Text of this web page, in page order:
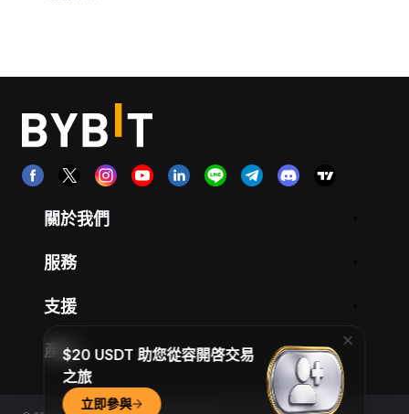
關於我們
服務
支援
產品$20 USDT 助您從容開啓交易
之旅
立即參與